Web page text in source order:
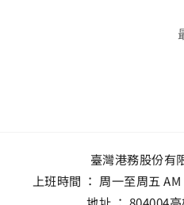
臺灣港務股份有
上班時間 ： 周一至周五